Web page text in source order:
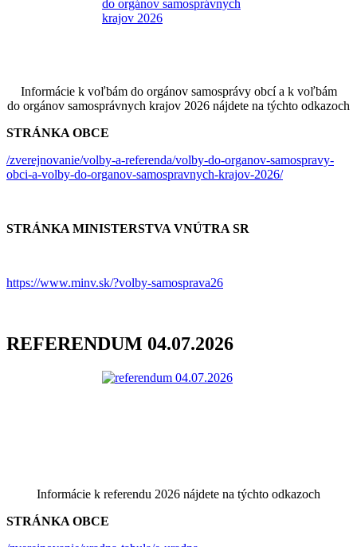
Informácie k voľbám do orgánov samosprávy obcí a k voľbám
do orgánov samosprávnych krajov 2026 nájdete na týchto odkazoch
STRÁNKA OBCE
/zverejnovanie/volby-a-referenda/volby-do-organov-samospravy-
obci-a-volby-do-organov-samospravnych-krajov-2026/
STRÁNKA MINISTERSTVA VNÚTRA SR
https://www.minv.sk/?volby-samosprava26
REFERENDUM 04.07.2026
Informácie k referendu 2026 nájdete na týchto odkazoch
STRÁNKA OBCE